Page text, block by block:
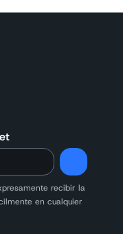
recibir la
en cualquier